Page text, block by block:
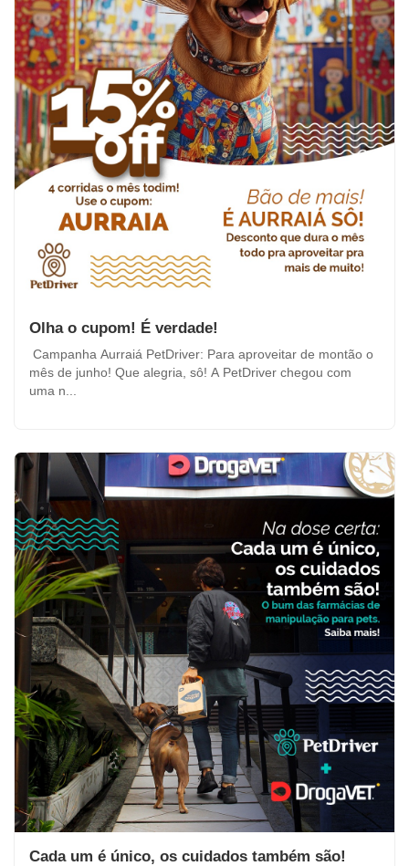
Olha o cupom! É verdade!
Campanha Aurraiá PetDriver: Para aproveitar de montão o
mês de junho! Que alegria, sô! A PetDriver chegou com
uma n...
Cada um é único, os cuidados também são!